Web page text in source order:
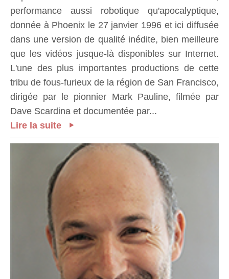
performance aussi robotique qu'apocalyptique,
donnée à Phoenix le 27 janvier 1996 et ici diffusée
dans une version de qualité inédite, bien meilleure
que les vidéos jusque-là disponibles sur Internet.
L'une des plus importantes productions de cette
tribu de fous-furieux de la région de San Francisco,
dirigée par le pionnier Mark Pauline, filmée par
Dave Scardina et documentée par...
Lire la suite